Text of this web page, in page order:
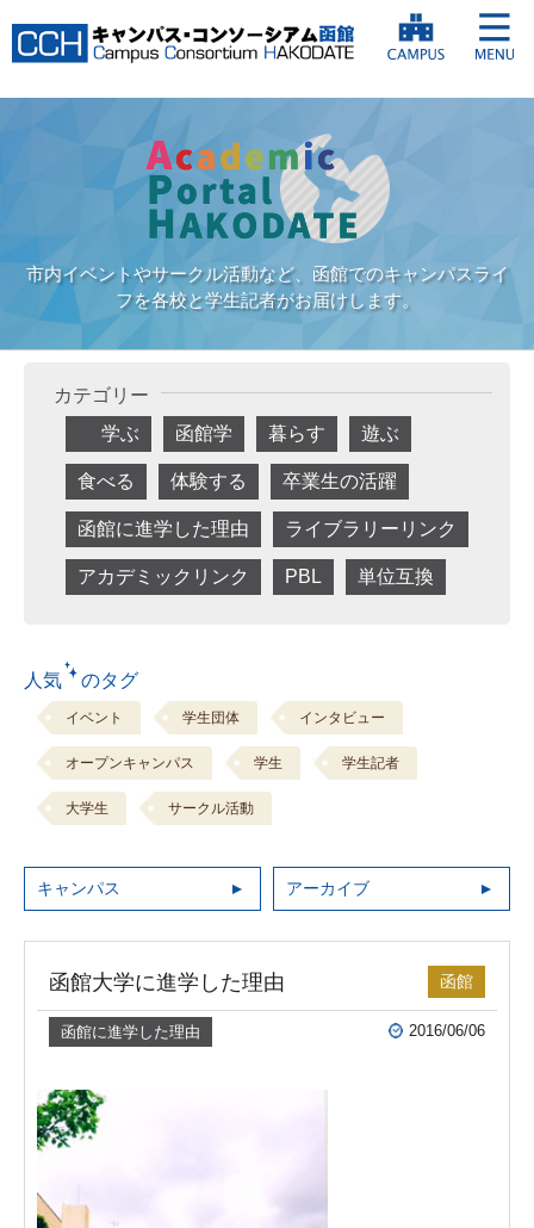
市内イベントやサークル活動など、函館でのキャンパスライ
フを各校と学生記者がお届けします。
カテゴリー
学ぶ
函館学 暮らす 遊ぶ
食べる 体験する 卒業生の活躍
函館に進学した理由 ライブラリーリンク
アカデミックリンク PBL 単位互換
人気 のタグ
イベント 学生団体 インタビュー
オープンキャンパス 学生 学生記者
大学生 サークル活動
キャンパス アーカイブ
函館大学に進学した理由 函館
函館に進学した理由 2016/06/06